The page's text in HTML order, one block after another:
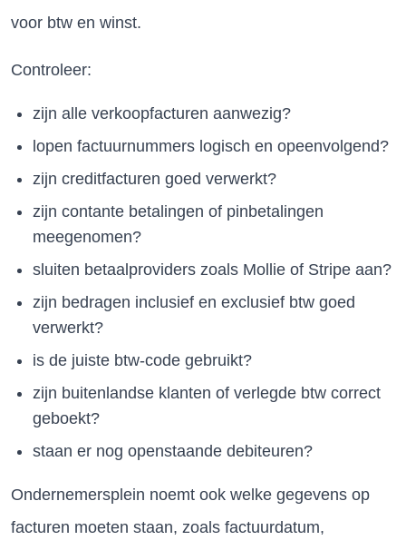
voor btw en winst.
Controleer:
zijn alle verkoopfacturen aanwezig?
lopen factuurnummers logisch en opeenvolgend?
zijn creditfacturen goed verwerkt?
zijn contante betalingen of pinbetalingen
meegenomen?
sluiten betaalproviders zoals Mollie of Stripe aan?
zijn bedragen inclusief en exclusief btw goed
verwerkt?
is de juiste btw-code gebruikt?
zijn buitenlandse klanten of verlegde btw correct
geboekt?
staan er nog openstaande debiteuren?
Ondernemersplein noemt ook welke gegevens op
facturen moeten staan, zoals factuurdatum,